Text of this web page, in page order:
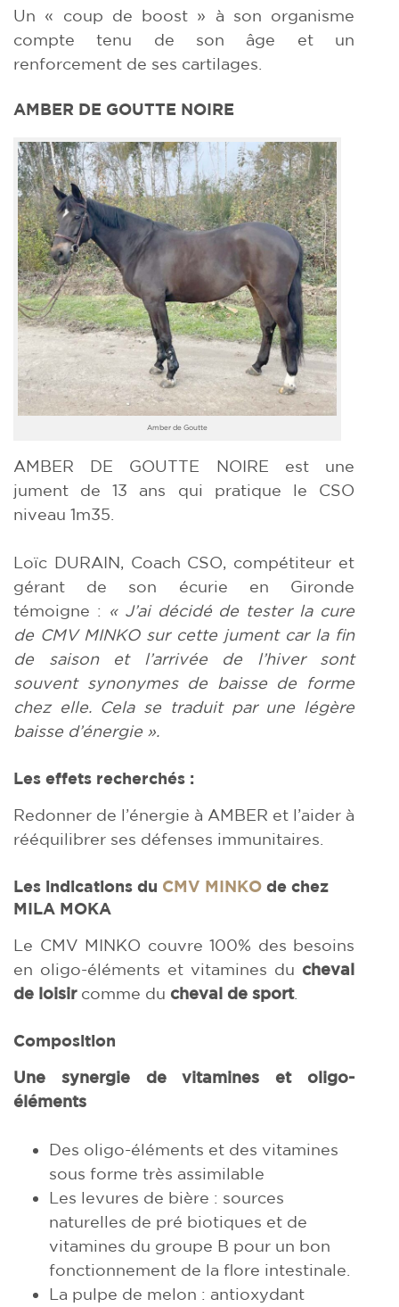
Un « coup de boost » à son organisme
compte tenu de son âge et un
renforcement de ses cartilages.
AMBER DE GOUTTE NOIRE
Amber de Goutte
AMBER DE GOUTTE NOIRE est une
jument de 13 ans qui pratique le CSO
niveau 1m35.
Loïc DURAIN, Coach CSO, compétiteur et
gérant de son écurie en Gironde
témoigne : « J’ai décidé de tester la cure
de CMV MINKO sur cette jument car la fin
de saison et l’arrivée de l’hiver sont
souvent synonymes de baisse de forme
chez elle. Cela se traduit par une légère
baisse d’énergie ».
Les effets recherchés :
Redonner de l’énergie à AMBER et l’aider à
rééquilibrer ses défenses immunitaires.
Les indications du CMV MINKO de chez
MILA MOKA
Le CMV MINKO couvre 100% des besoins
en oligo-éléments et vitamines du cheval
de loisircomme du cheval de sport.
Composition
Une synergie de vitamines et oligo-
éléments
Des oligo-éléments et des vitamines
sous forme très assimilable
Les levures de bière : sources
naturelles de pré biotiques et de
vitamines du groupe B pour un bon
fonctionnement de la flore intestinale.
La pulpe de melon : antioxydant